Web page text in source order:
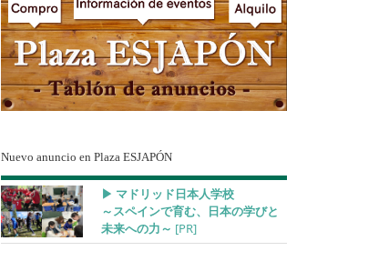
Nuevo anuncio en Plaza ESJAPÓN
▶︎ マドリッド日本人学校
～スペインで育む、日本の学びと
未来への力～ [PR]